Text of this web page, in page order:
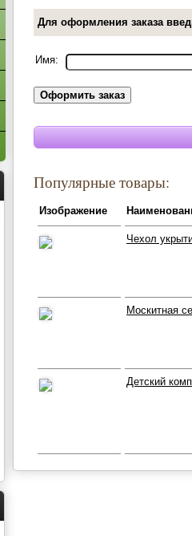
Для оформления заказа
Имя:
Популярные товары:
Изображение
Чехол
Москитная
Детский